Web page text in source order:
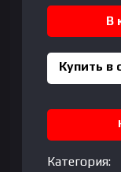
Телевизор
VA|
85"|
3840x2160
В
Купить в
Категория: